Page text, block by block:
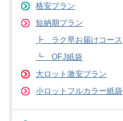
格安プラン
短納期プラン
┣ ラク早お届けコース
┗ OFJ紙袋
大ロット激安プラン
小ロットフルカラー紙袋